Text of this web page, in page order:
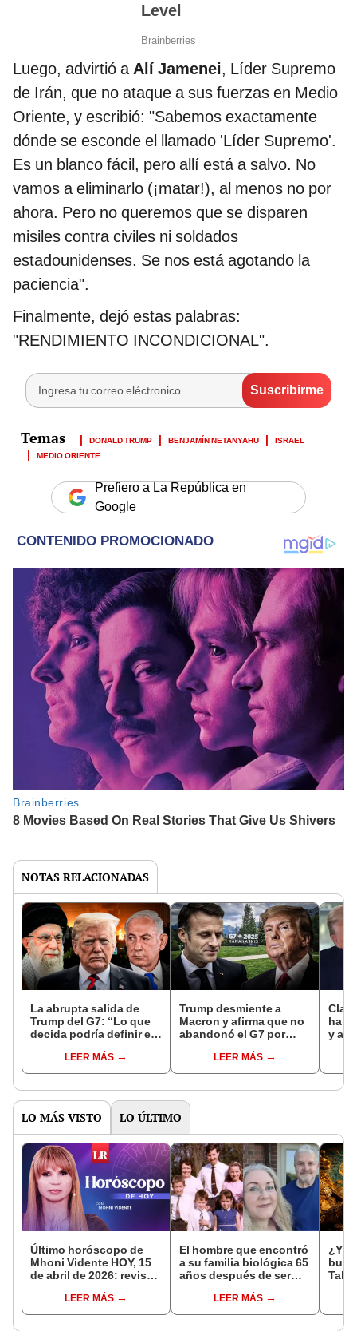
Luego, advirtió aAlí ​​Jamenei, Líder Supremo
de Irán, que no ataque a sus fuerzas en Medio
Oriente, y escribió: "Sabemos exactamente
dónde se esconde el llamado 'Líder Supremo'.
Es un blanco fácil, pero allí está a salvo. No
vamos a eliminarlo (¡matar!), al menos no por
ahora. Pero no queremos que se disparen
misiles contra civiles ni soldados
estadounidenses. Se nos está agotando la
paciencia".
Finalmente, dejó estas palabras:
"RENDIMIENTO INCONDICIONAL".
DONALD TRUMP BENJAMÍN NETANYAHU
ISRAEL
MEDIO ORIENTE
Prefiero a La República en
Google
NOTAS RELACIONADAS
La abrupta salida de
Trump del G7: “Lo que
decida podría definir el
Irán”, afirma politólogo
LEER MÁS
Trump desmiente a
Macron y afirma que no
abandonó el G7 por
fuego" entre Israel e
Irán: "Siempre se
LEER MÁS
y
LO MÁS VISTO LO ÚLTIMO
Último horóscopo de
Mhoni Vidente HOY, 15
de abril de 2026: revisa
signo y entérate si te
espera un día
LEER MÁS
El hombre que encontró
a su familia biológica 65
años después de ser
compasión por mi
madre, hizo lo que
LEER MÁS
¿Y
de